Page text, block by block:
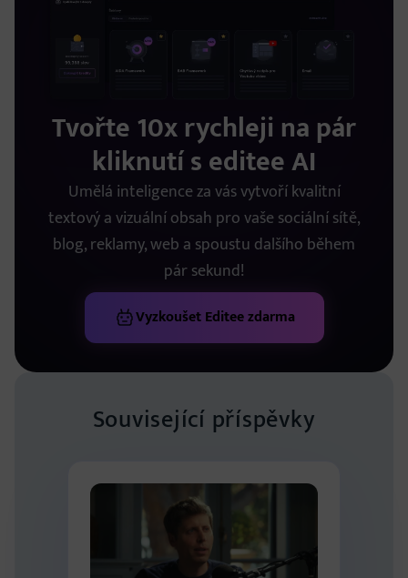
Tvořte 10x rychleji na pár
kliknutí s editee AI
Umělá inteligence za vás vytvoří kvalitní
textový a vizuální obsah pro vaše sociální sítě,
blog, reklamy, web a spoustu dalšího během
pár sekund!
Vyzkoušet Editee zdarma
Související příspěvky